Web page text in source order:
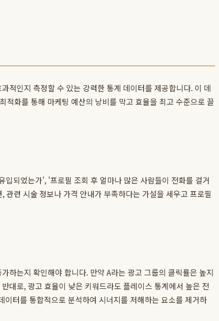
적인지 측정할 수 있는 강력한 통계 데이터를 제공합니다. 이 데
적화를 통해 마케팅 예산의 낭비를 막고 효율을 최고 수준으로 끌
되었는가', '프로필 조회 후 얼마나 많은 사람들이 전화를 걸거
련 시술 정보나 가격 안내가 부족하다는 가설을 세우고 프로필
하는지 확인해야 합니다. 만약 A라는 광고 그룹의 클릭률은 높지
대로, 광고 효율이 낮은 키워드라도 플레이스 통계에서 높은 전
이터를 통합적으로 분석하여 시너지를 저해하는 요소를 제거하